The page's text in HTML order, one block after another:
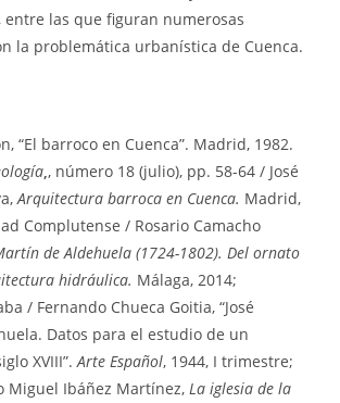
entre las que figuran numerosas
la problemática urbanística de Cuenca.
“El barroco en Cuenca”. Madrid, 1982.
, número 18 (julio), pp. 58-64 / José
Arquitectura barroca en Cuenca. Madrid,
Complutense / Rosario Camacho
de Aldehuela (1724-1802). Del ornato
hidráulica. Málaga, 2014;
/ Fernando Chueca Goitia, “José
Datos para el estudio de un
XVIII”.Arte Español, 1944, I trimestre;
Miguel Ibáñez Martínez, La iglesia de la